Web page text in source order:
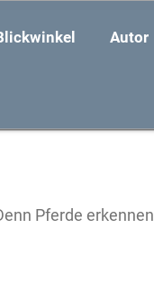
Autor
Pferde erkennen